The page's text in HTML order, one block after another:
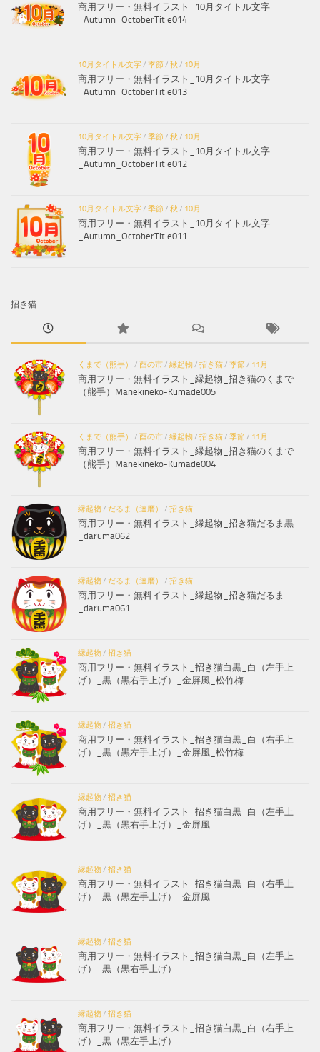
商用フリー・無料イラスト_10月タイトル文字
_Autumn_OctoberTitle014
10月タイトル文字/ 季節/ 秋 / 10月
商用フリー・無料イラスト_10月タイトル文字
_Autumn_OctoberTitle013
10月タイトル文字/ 季節/ 秋 / 10月
商用フリー・無料イラスト_10月タイトル文字
_Autumn_OctoberTitle012
10月タイトル文字/ 季節/ 秋 / 10月
商用フリー・無料イラスト_10月タイトル文字
_Autumn_OctoberTitle011
招き猫
くまで（熊手） / 酉の市/ 縁起物/ 招き猫/ 季節/ 11月
商用フリー・無料イラスト_縁起物_招き猫のくまで
（熊手）Manekineko-Kumade005
くまで（熊手） / 酉の市/ 縁起物/ 招き猫/ 季節/ 11月
商用フリー・無料イラスト_縁起物_招き猫のくまで
（熊手）Manekineko-Kumade004
縁起物/ だるま（達磨） / 招き猫
商用フリー・無料イラスト_縁起物_招き猫だるま黒
_daruma062
縁起物/ だるま（達磨） / 招き猫
商用フリー・無料イラスト_縁起物_招き猫だるま
_daruma061
縁起物/ 招き猫
商用フリー・無料イラスト_招き猫白黒_白（左手上
げ）_黒（黒右手上げ）_金屏風_松竹梅
縁起物/ 招き猫
商用フリー・無料イラスト_招き猫白黒_白（右手上
げ）_黒（黒左手上げ）_金屏風_松竹梅
縁起物/ 招き猫
商用フリー・無料イラスト_招き猫白黒_白（左手上
げ）_黒（黒右手上げ）_金屏風
縁起物/ 招き猫
商用フリー・無料イラスト_招き猫白黒_白（右手上
げ）_黒（黒左手上げ）_金屏風
縁起物/ 招き猫
商用フリー・無料イラスト_招き猫白黒_白（左手上
げ）_黒（黒右手上げ）
縁起物/ 招き猫
商用フリー・無料イラスト_招き猫白黒_白（右手上
げ）_黒（黒左手上げ）